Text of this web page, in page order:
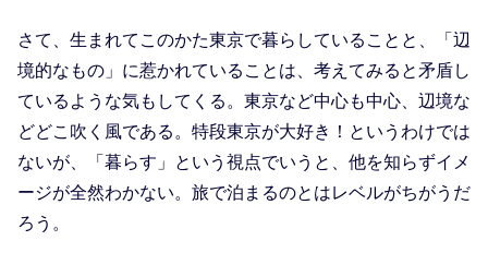
さて、生まれてこのかた東京で暮らしていることと、「辺
境的なもの」に惹かれていることは、考えてみると矛盾し
ているような気もしてくる。東京など中心も中心、辺境な
どどこ吹く風である。特段東京が大好き！というわけでは
ないが、「暮らす」という視点でいうと、他を知らずイメ
ージが全然わかない。旅で泊まるのとはレベルがちがうだ
ろう。